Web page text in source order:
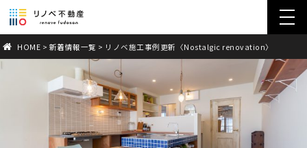
HOME > 新着情報一覧 > リノベ施工事例更新〈Nostalgic renovation〉